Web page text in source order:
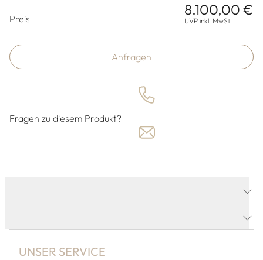
Preis
8.100,00 €
UVP inkl. MwSt.
Anfragen
Fragen zu diesem Produkt?
UNSER SERVICE